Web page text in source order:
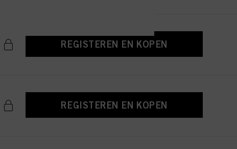
REGISTEREN EN KOPEN
REGISTEREN EN KOPEN